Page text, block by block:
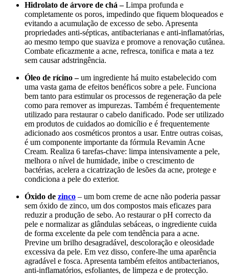
Hidrolato de árvore de chá –Limpa profunda e
completamente os poros, impedindo que fiquem bloqueados e
evitando a acumulação de excesso de sebo. Apresenta
propriedades anti-sépticas, antibacterianas e anti-inflamatórias,
ao mesmo tempo que suaviza e promove a renovação cutânea.
Combate eficazmente a acne, refresca, tonifica e mata a tez
sem causar adstringência.
Óleo de rícino –um ingrediente há muito estabelecido com
uma vasta gama de efeitos benéficos sobre a pele. Funciona
bem tanto para estimular os processos de regeneração da pele
como para remover as impurezas. Também é frequentemente
utilizado para restaurar o cabelo danificado. Pode ser utilizado
em produtos de cuidados ao domicílio e é frequentemente
adicionado aos cosméticos prontos a usar. Entre outras coisas,
é um componente importante da fórmula Revamin Acne
Cream. Realiza 6 tarefas-chave: limpa intensivamente a pele,
melhora o nível de humidade, inibe o crescimento de
bactérias, acelera a cicatrização de lesões da acne, protege e
condiciona a pele do exterior.
Óxido de zinco – um bom creme de acne não poderia passar
sem óxido de zinco, um dos compostos mais eficazes para
reduzir a produção de sebo. Ao restaurar o pH correcto da
pele e normalizar as glândulas sebáceas, o ingrediente cuida
de forma excelente da pele com tendência para a acne.
Previne um brilho desagradável, descoloração e oleosidade
excessiva da pele. Em vez disso, confere-lhe uma aparência
agradável e fosca. Apresenta também efeitos antibacterianos,
anti-inflamatórios, esfoliantes, de limpeza e de protecção.